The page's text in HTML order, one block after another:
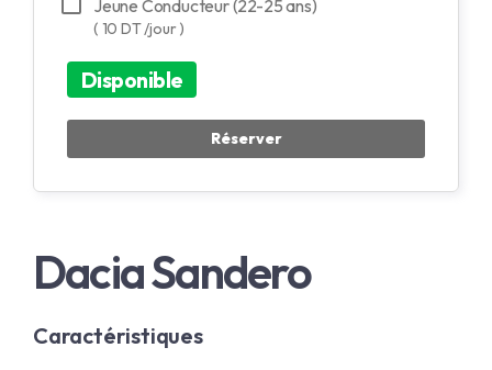
Jeune Conducteur (22-25 ans)
( 10 DT /jour )
Disponible
Dacia Sandero
Caractéristiques